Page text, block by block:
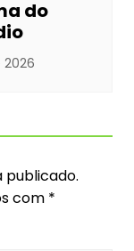
do
2026
publicado.
com *